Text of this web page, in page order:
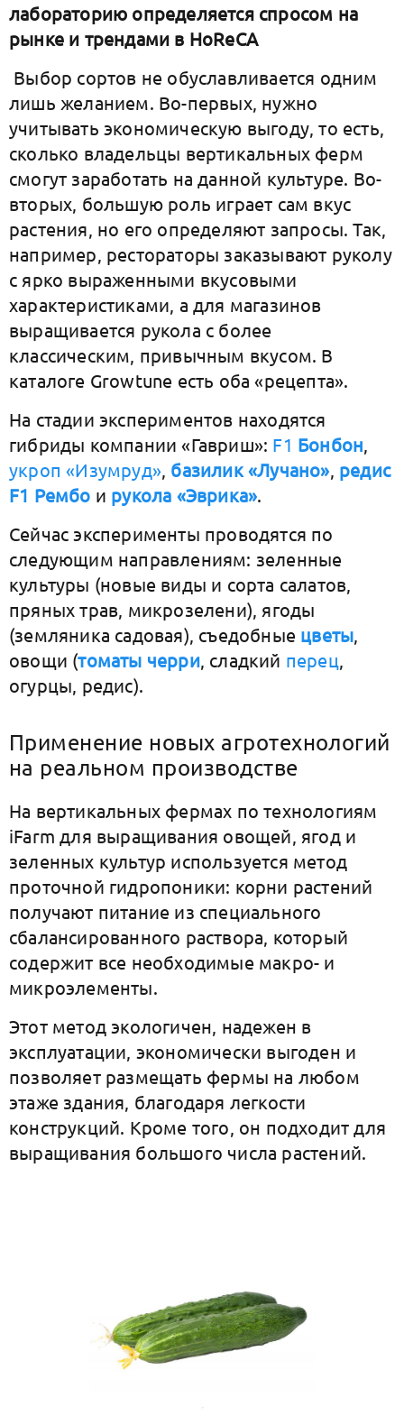
лабораторию определяется спросом на
рынке и трендами в HoReCA
Выбор сортов не обуславливается одним
лишь желанием. Во-первых, нужно
учитывать экономическую выгоду, то есть,
сколько владельцы вертикальных ферм
смогут заработать на данной культуре. Во-
вторых, большую роль играет сам вкус
растения, но его определяют запросы. Так,
например, рестораторы заказывают руколу
с ярко выраженными вкусовыми
характеристиками, а для магазинов
выращивается рукола с более
классическим, привычным вкусом. В
каталоге Growtune есть оба «рецепта».
На стадии экспериментов находятся
гибриды компании «Гавриш»: F1 Бонбон,
укроп «Изумруд», базилик «Лучано», редис
F1 Рембо и рукола «Эврика».
Сейчас эксперименты проводятся по
следующим направлениям: зеленные
культуры (новые виды и сорта салатов,
пряных трав, микрозелени), ягоды
(земляника садовая), съедобные цветы,
овощи (томаты черри, сладкий перец,
огурцы, редис).
Применение новых агротехнологий
на реальном производстве
На вертикальных фермах по технологиям
iFarm для выращивания овощей, ягод и
зеленных культур используется метод
проточной гидропоники: корни растений
получают питание из специального
сбалансированного раствора, который
содержит все необходимые макро- и
микроэлементы.
Этот метод экологичен, надежен в
эксплуатации, экономически выгоден и
позволяет размещать фермы на любом
этаже здания, благодаря легкости
конструкций. Кроме того, он подходит для
выращивания большого числа растений.